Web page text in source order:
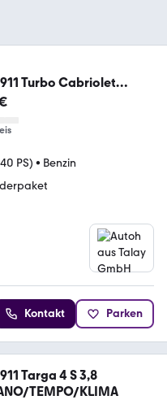
Turbo Cabriolet
PS) • Benzin
Kontakt Parken
Targa 4 S 3,8
TEMPO/KLIMA